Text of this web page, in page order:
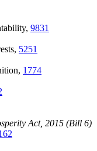
9831
5251
1774
Act, 2015 (Bill 6)